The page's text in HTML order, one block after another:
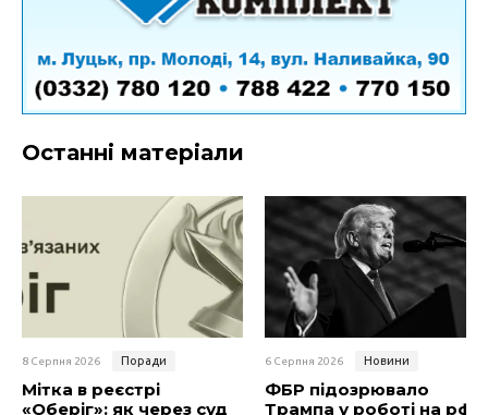
Останні матеріали
8 Серпня 2026 Поради
Мітка в реєстрі
«Оберіг»: як через суд
6 Серпня 2026 Новини
ФБР підозрювало
Трампа у роботі на рф